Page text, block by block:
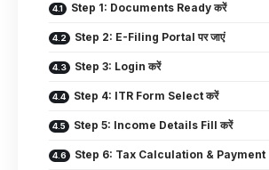
Step 1: Documents Ready करें
Step 2: E-Filing Portal पर जाएं
Step 3: Login करें
Step 4: ITR Form Select करें
Step 5: Income Details Fill करें
Step 6: Tax Calculation & Payment